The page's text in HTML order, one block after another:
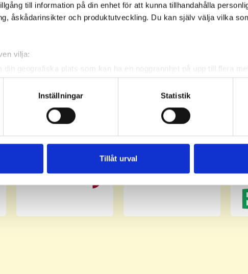
till information på din enhet för att kunna tillhandahålla
åskådarinsikter och produktutveckling. Du kan själv välja vilka
vilja:
din geografiska plats som kan ha en noggrannhet på upp till flera
att aktivt skanna den för specifika kännetecken (fingeravtryck)
uppgifter behandlas och ställ in dina preferenser i
när som helst från cookie-förklaringen.
vår trafik. Vi vidarebefordrar även sådana identifierare och annan
och analysföretag som vi samarbetar med. Dessa kan i sin tur
Inställningar Statistik
Tillåt urval
Klubb